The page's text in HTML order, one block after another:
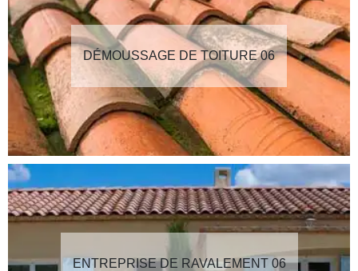
DÉMOUSSAGE DE TOITURE 06
ENTREPRISE DE RAVALEMENT 06